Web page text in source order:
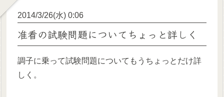
2014/3/26(水) 0:06
准看の試験問題についてちょっと詳しく
調子に乗って試験問題についてもうちょっとだけ詳
しく。